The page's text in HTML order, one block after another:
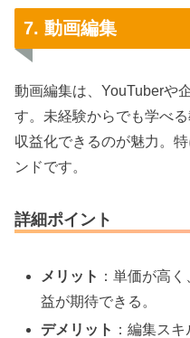
7. 動画編集
動画編集は、YouTuberや
す。未経験からでも学べ
収益化できるのが魅力。
ンドです。
詳細ポイント
メリット ：単価が高
益が期待できる。
デメリット ：編集ス